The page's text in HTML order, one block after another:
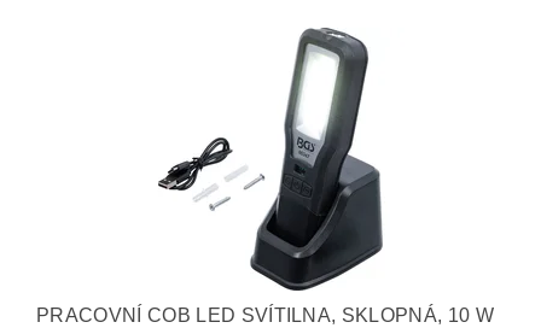
PRACOVNÍ COB LED SVÍTILNA, SKLOPNÁ, 10 W